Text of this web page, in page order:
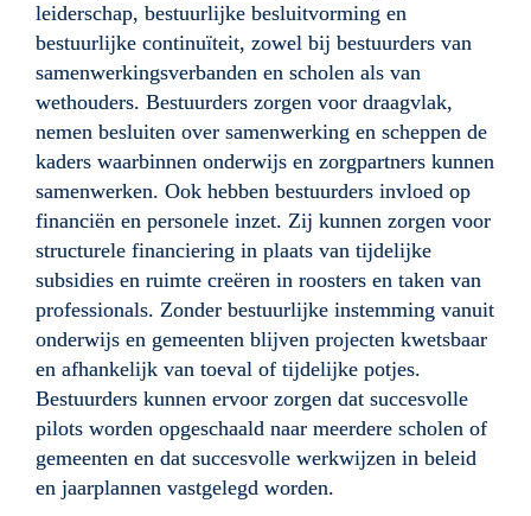
leiderschap, bestuurlijke besluitvorming en
bestuurlijke continuïteit, zowel bij bestuurders van
samenwerkingsverbanden en scholen als van
wethouders. Bestuurders zorgen voor draagvlak,
nemen besluiten over samenwerking en scheppen de
kaders waarbinnen onderwijs en zorgpartners kunnen
samenwerken. Ook hebben bestuurders invloed op
financiën en personele inzet. Zij kunnen zorgen voor
structurele financiering in plaats van tijdelijke
subsidies en ruimte creëren in roosters en taken van
professionals. Zonder bestuurlijke instemming vanuit
onderwijs en gemeenten blijven projecten kwetsbaar
en afhankelijk van toeval of tijdelijke potjes.
Bestuurders kunnen ervoor zorgen dat succesvolle
pilots worden opgeschaald naar meerdere scholen of
gemeenten en dat succesvolle werkwijzen in beleid
en jaarplannen vastgelegd worden.